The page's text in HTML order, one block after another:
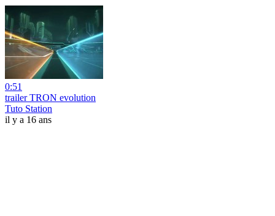
0:51
trailer TRON evolution
Tuto Station
il y a 16 ans